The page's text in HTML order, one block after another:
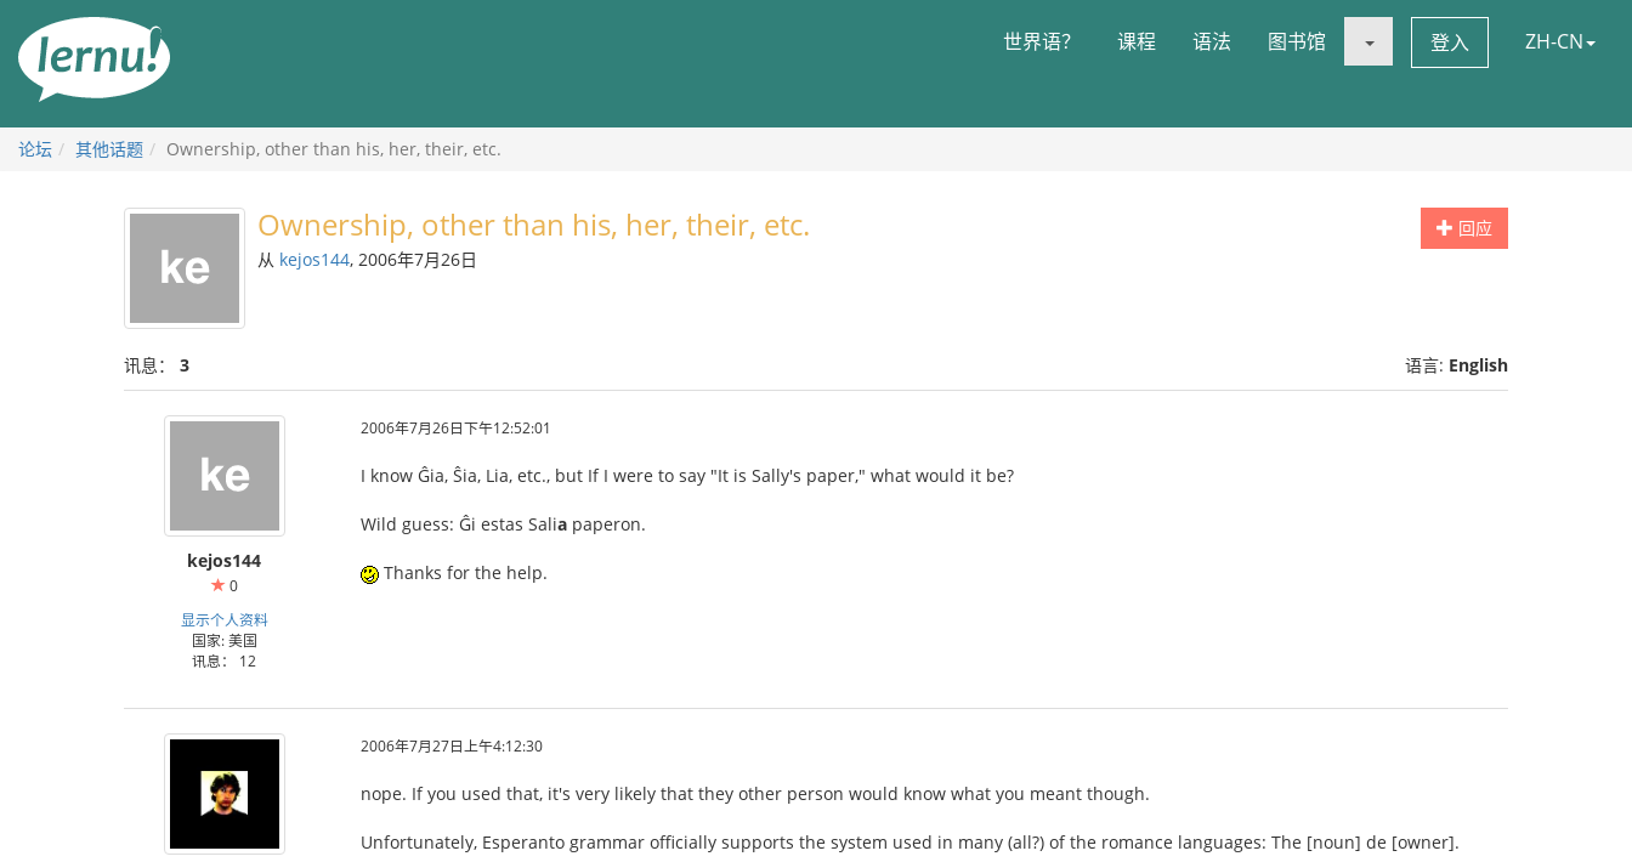
世界语？ 课程 语法 图书馆 登入 ZH-CN
论坛 其他话题 Ownership, other than his, her, their, etc.
回应
Ownership, other than his, her, their, etc.
从 kejos144, 2006年7月26日
讯息： 3 语言: English
kejos144
0
显示个人资料
国家: 美国
讯息： 12
2006年7月26日下午12:52:01
I know Ĝia, Ŝia, Lia, etc., but If I were to say "It is Sally's paper," what would it be?
Wild guess: Ĝi estas Salia paperon.
Thanks for the help.
2006年7月27日上午4:12:30
nope. If you used that, it's very likely that they other person would know what you meant though.
Unfortunately, Esperanto grammar officially supports the system used in many (all?) of the romance languages: The [noun] de [owner].